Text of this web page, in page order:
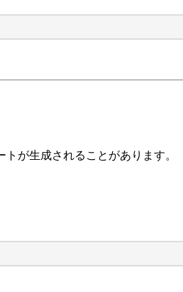
が生成されることがあります。